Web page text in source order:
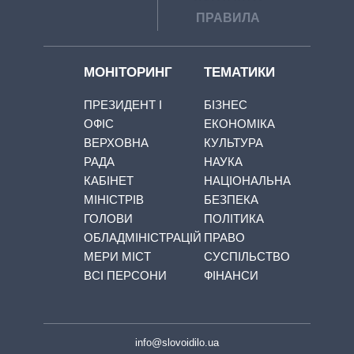
ПРАВИЛА
МОНІТОРИНГ
ПРЕЗИДЕНТ І
ОФІС
ВЕРХОВНА
РАДА
КАБІНЕТ
МІНІСТРІВ
ГОЛОВИ
ОБЛАДМІНІСТРАЦІЙ
МЕРИ МІСТ
ВСІ ПЕРСОНИ
ТЕМАТИКИ
БІЗНЕС
ЕКОНОМІКА
КУЛЬТУРА
НАУКА
НАЦІОНАЛЬНА
БЕЗПЕКА
ПОЛІТИКА
ПРАВО
СУСПІЛЬСТВО
ФІНАНСИ
info@slovoidilo.ua